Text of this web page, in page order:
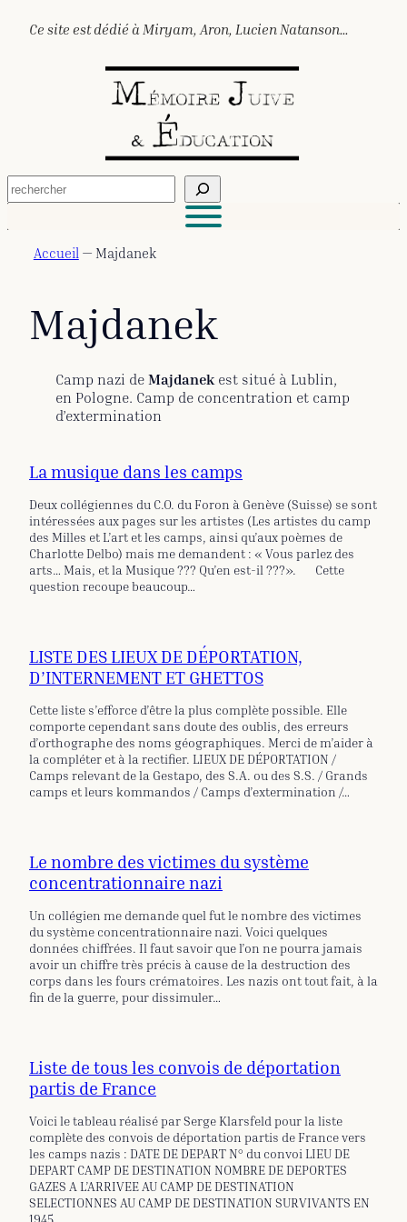
Ce site est dédié à Miryam, Aron, Lucien Natanson…
e
h
Accueil — Majdanek
Majdanek
Camp nazi de Majdanekest situé à Lublin,
en Pologne. Camp de concentration et camp
d’extermination
La musique dans les camps
Deux collégiennes du C.O. du Foron à Genève (Suisse) se sont
intéressées aux pages sur les artistes (Les artistes du camp
des Milles et L’art et les camps, ainsi qu’aux poèmes de
Charlotte Delbo) mais me demandent : « Vous parlez des
arts… Mais, et la Musique ??? Qu’en est-il ???». Cette
question recoupe beaucoup…
LISTE DES LIEUX DE DÉPORTATION,
D’INTERNEMENT ET GHETTOS
Cette liste s’efforce d’être la plus complète possible. Elle
comporte cependant sans doute des oublis, des erreurs
d’orthographe des noms géographiques. Merci de m’aider à
la compléter et à la rectifier. LIEUX DE DÉPORTATION /
Camps relevant de la Gestapo, des S.A. ou des S.S. / Grands
camps et leurs kommandos / Camps d’extermination /…
Le nombre des victimes du système
concentrationnaire nazi
Un collégien me demande quel fut le nombre des victimes
du système concentrationnaire nazi. Voici quelques
données chiffrées. Il faut savoir que l’on ne pourra jamais
avoir un chiffre très précis à cause de la destruction des
corps dans les fours crématoires. Les nazis ont tout fait, à la
fin de la guerre, pour dissimuler…
Liste de tous les convois de déportation
partis de France
Voici le tableau réalisé par Serge Klarsfeld pour la liste
complète des convois de déportation partis de France vers
les camps nazis : DATE DE DEPART N° du convoi LIEU DE
DEPART CAMP DE DESTINATION NOMBRE DE DEPORTES
GAZES A L’ARRIVEE AU CAMP DE DESTINATION
SELECTIONNES AU CAMP DE DESTINATION SURVIVANTS EN